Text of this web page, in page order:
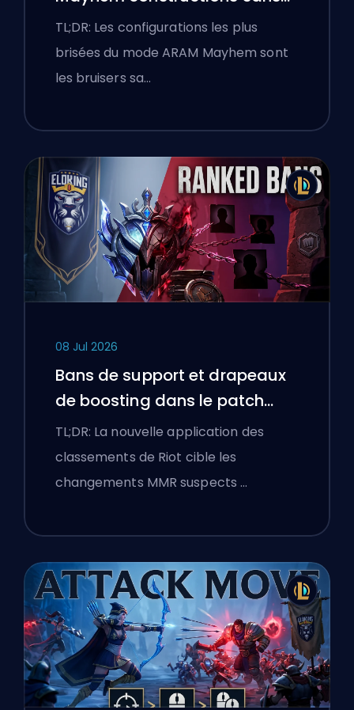
bottes
TL;DR: Les configurations les plus
brisées du mode ARAM Mayhem sont
les bruisers sa…
08 Jul 2026
Bans de support et drapeaux
de boosting dans le patch
25.18 de League of Legends
TL;DR: La nouvelle application des
classements de Riot cible les
changements MMR suspects …